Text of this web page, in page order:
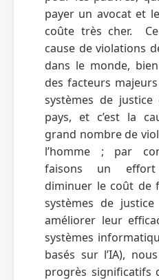
payer un avocat et
coûte très cher.
cause de violations
dans le monde, bien
des facteurs
systèmes de
pays, et c’est la
grand nombre de
l’homme ; par
faisons un
diminuer le coût de
systèmes de
améliorer leur
systèmes
basés sur l’IA),
progrès significatifs